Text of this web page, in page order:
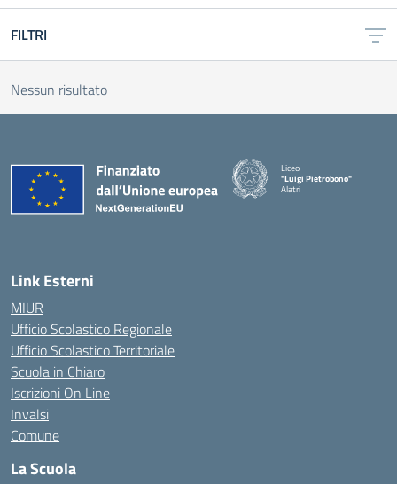
FILTRI
Nessun risultato
Liceo
"Luigi Pietrobono"
Alatri
Link Esterni
MIUR
Ufficio Scolastico Regionale
Ufficio Scolastico Territoriale
Scuola in Chiaro
Iscrizioni On Line
Invalsi
Comune
La Scuola